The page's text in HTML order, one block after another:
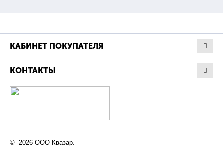
КАБИНЕТ ПОКУПАТЕЛЯ
КОНТАКТЫ
© -2026 ООО Квазар.